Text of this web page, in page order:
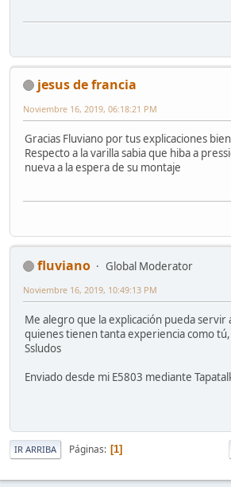
jesus de francia
Noviembre 16, 2019, 06:18:21 PM
Gracias Fluviano por tus explicaciones
Respecto a la varilla sabia que hiba a
nueva a la espera de su montaje
fluviano
Global Moderator
Noviembre 16, 2019, 10:49:13 PM
Me alegro que la explicación pueda
quienes tienen tanta experiencia como tú,
Ssludos
Enviado desde mi E5803 mediante
IR ARRIBA Páginas 1